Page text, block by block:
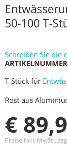
50-100 T-
Schreiben Sie die
ARTIKELNUMMER
T-Stück für
Rost aus
€
Preise inkl. MwSt.,